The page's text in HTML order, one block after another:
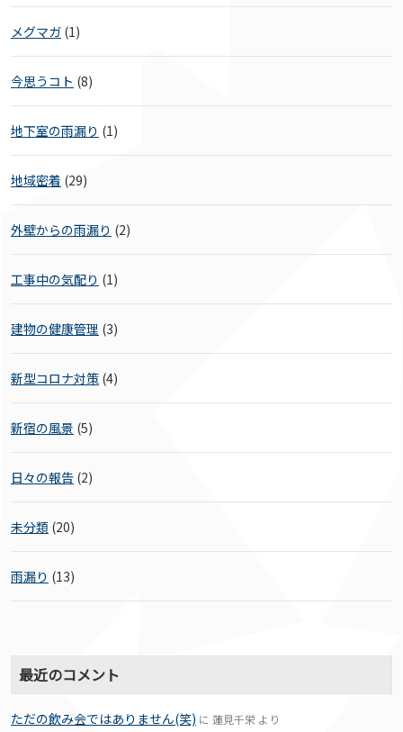
メグマガ (1)
今思うコト (8)
地下室の雨漏り (1)
地域密着 (29)
外壁からの雨漏り (2)
工事中の気配り (1)
建物の健康管理 (3)
新型コロナ対策 (4)
新宿の風景 (5)
日々の報告 (2)
未分類 (20)
雨漏り (13)
最近のコメント
ただの飲み会ではありません(笑) に 蓮見千栄 より